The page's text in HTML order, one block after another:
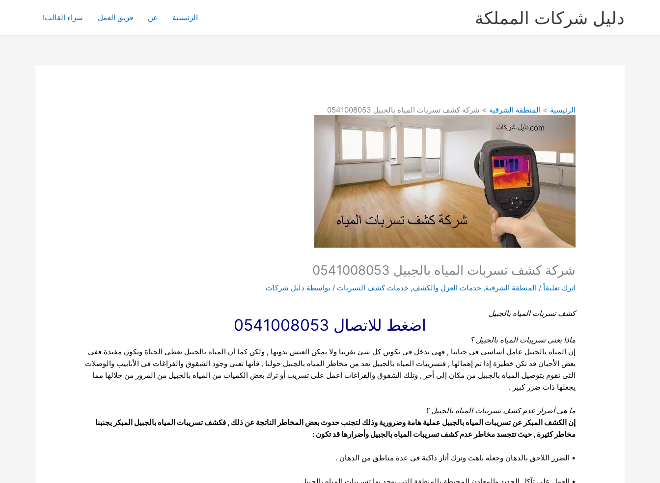
دليل شركات المملكة الرئيسية عن فريق العمل شراء القالب!
الرئيسية المنطقة الشرقية شركة كشف تسربات المياه بالجبيل 0541008053
شركة كشف تسربات المياه بالجبيل 0541008053
اترك تعليقاً / المنطقة الشرقية,خدمات العزل والكشف,خدمات كشف التسربات / بواسطة دليل شركات
كشف تسربات المياه بالجبيل
اضغط للاتصال 0541008053
ماذا يعنى تسريبات المياه بالجبيل؟
إن المياه بالجبيل عامل أساسى فى حياتنا , فهى تدخل فى تكوين كل شئ تقريبا ولا يمكن العيش بدونها , ولكن كما أن المياه بالجبيل تعطى الحياة وتكون مفيدة ففى
بعض الأحيان قد تكن خطيرة إذا تم إهمالها , فتسريبات المياه بالجبيل تعد من مخاطر المياه بالجبيل حولنا , فأنها تعنى وجود الشقوق والفراغات فى الأنابيب والوصلات
التى تقوم بتوصيل المياه بالجبيل من مكان إلى أخر , وتلك الشقوق والفراغات اعمل على تسريب أو ترك بعض الكميات من المياه بالجبيل من المرور من خلالها مما
يجعلها ذات ضرر كبير .
ما هى أضرار عدم كشف تسريبات المياه بالجبيل؟
إن الكشف المبكر عن تسريبات المياه بالجبيل عملية هامة وضرورية وذلك لتجنب حدوث بعض المخاطر الناتجة عن ذلك , فكشف تسريبات المياه بالجبيل المبكر يجنبنا
مخاطر كثيرة , حيث تتجسد مخاطر عدم كشف تسريبات المياه بالجبيل وأضرارها قد تكون :
• الضرر اللاحق بالدهان وجعله باهت وترك أثار داكنة فى عدة مناطق من الدهان .